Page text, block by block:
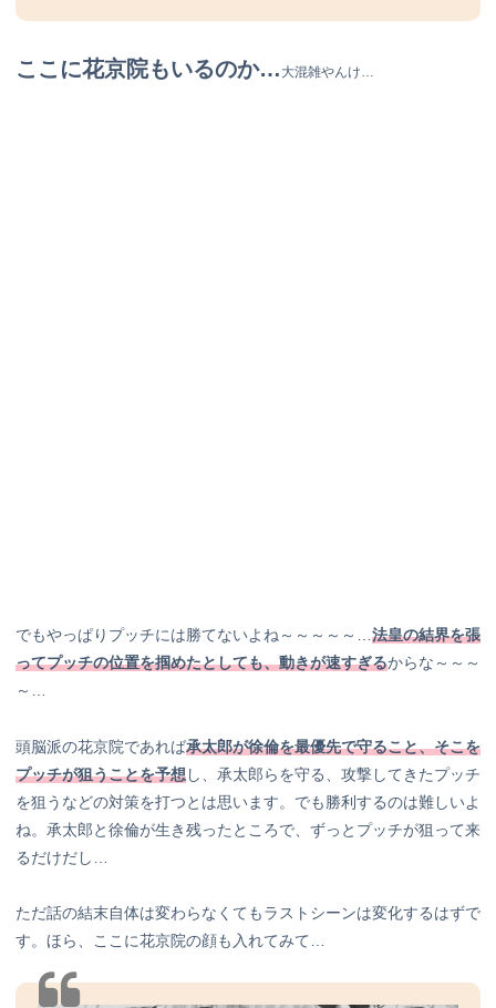
ここに花京院もいるのか… 大混雑やんけ…
でもやっぱりプッチには勝てないよね～～～～～…法皇の結界を張
ってプッチの位置を掴めたとしても、動きが速すぎるからな～～～
～…
頭脳派の花京院であれば承太郎が徐倫を最優先で守ること、そこを
プッチが狙うことを予想し、承太郎らを守る、攻撃してきたプッチ
を狙うなどの対策を打つとは思います。でも勝利するのは難しいよ
ね。承太郎と徐倫が生き残ったところで、ずっとプッチが狙って来
るだけだし…
ただ話の結末自体は変わらなくてもラストシーンは変化するはずで
す。ほら、ここに花京院の顔も入れてみて…